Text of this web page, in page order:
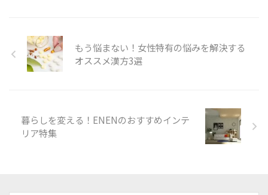
もう悩まない！女性特有の悩みを解決する
オススメ漢方3選
暮らしを変える！ENENのおすすめインテ
リア特集